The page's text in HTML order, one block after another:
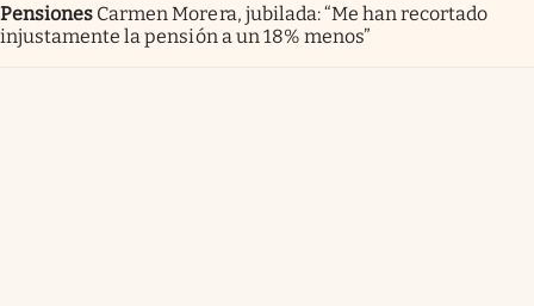
Pensiones Carmen Morera, jubilada: “Me han recortado
injustamente la pensión a un 18% menos”